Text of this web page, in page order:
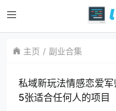
主页 副业合集
私域新玩法情感恋爱
5张适合任何人的项目